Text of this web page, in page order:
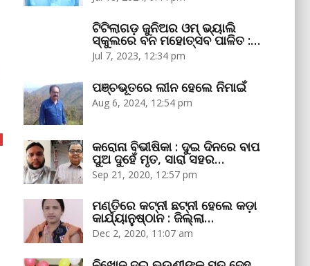
ଟିଟିଲାଗଡ଼ ଜୁନିଅର ଓମ୍‌ ଭ୍ୟାଲି
ସ୍କୁଲରେ ବନ ମହୋତ୍ସବ ପାଳିତ :…
Jul 7, 2023, 12:34 pm
ପଞ୍ଚଭୂତରେ ଲୀନ ହେଲେ ନିମାଇଁ
Aug 6, 2024, 12:54 pm
କରୋନା ବିଭୀଷିକା : ଦୁଇ ଦିନରେ ବାପ
ପୁଅ ଦୁହେଁ ମୃତ, ସାରା ସହର…
Sep 21, 2020, 12:57 pm
ମଣ୍ତିରେ କଟ୍‌ନୀ ଛଟ୍‌ନୀ ହେଲେ କଡ଼ା
କାର୍ଯ୍ୟାନୁଷ୍ଠାନ : ଜିଲ୍ଲା…
Dec 2, 2020, 11:07 am